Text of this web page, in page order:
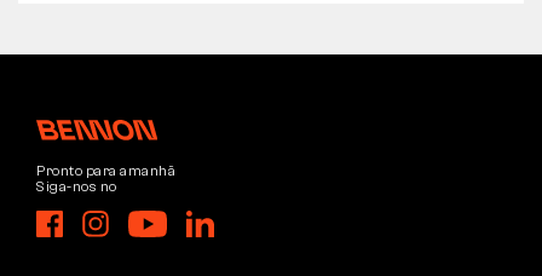
Pronto para amanhã
Siga-nos no